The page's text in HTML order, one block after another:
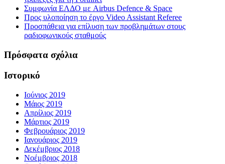
Συμφωνία ΕΛΔΟ με Airbus Defence & Space
Προς υλοποίηση το έργο Video Assistant Referee
Προσπάθεια για επίλυση των προβλημάτων στους
ραδιοφωνικούς σταθμούς
Πρόσφατα σχόλια
Ιστορικό
Ιούνιος 2019
Μάιος 2019
Απρίλιος 2019
Μάρτιος 2019
Φεβρουάριος 2019
Ιανουάριος 2019
Δεκέμβριος 2018
Νοέμβριος 2018